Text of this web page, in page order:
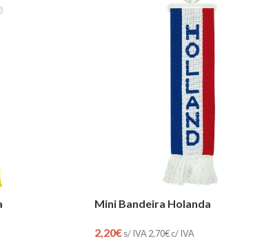
Mini Bandeira Holanda
2,20€s/ IVA 2,70€c/ IVA